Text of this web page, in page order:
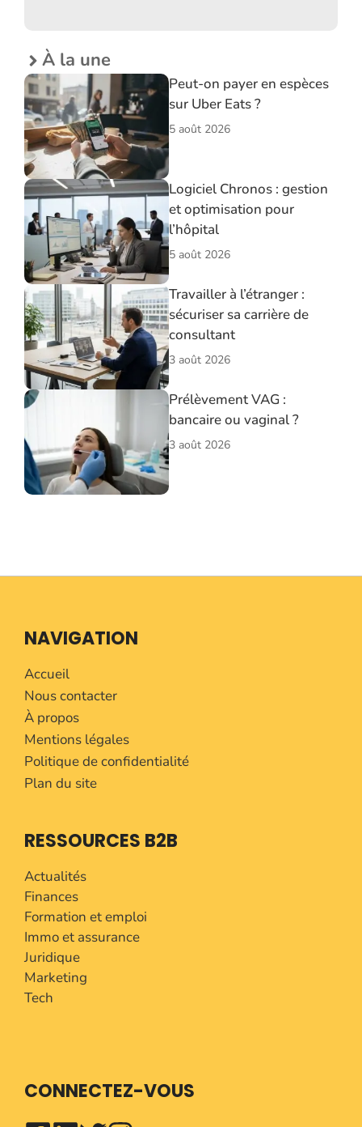
À la une
Peut-on payer en espèces
sur Uber Eats ?
5 août 2026
Logiciel Chronos : gestion
et optimisation pour
l’hôpital
5 août 2026
Travailler à l’étranger :
sécuriser sa carrière de
consultant
3 août 2026
Prélèvement VAG :
bancaire ou vaginal ?
3 août 2026
NAVIGATION
Accueil
Nous contacter
À propos
Mentions légales
Politique de confidentialité
Plan du site
RESSOURCES B2B
Actualités
Finances
Formation et emploi
Immo et assurance
Juridique
Marketing
Tech
CONNECTEZ-VOUS